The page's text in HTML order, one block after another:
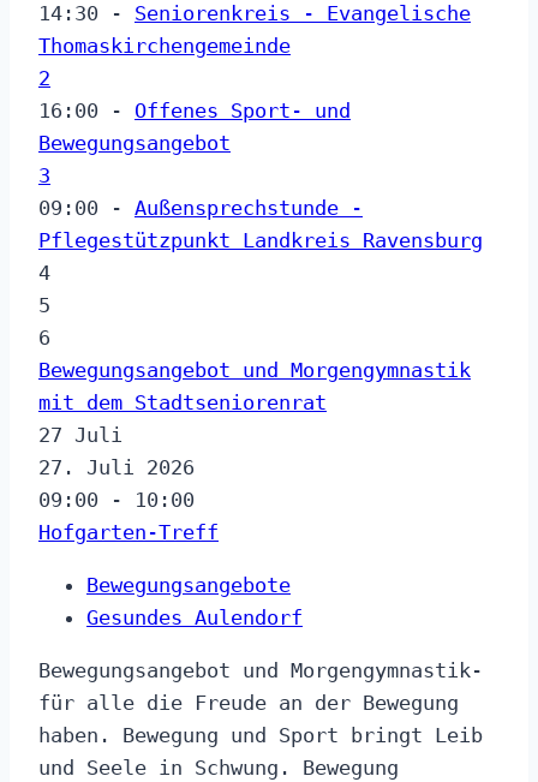
14:30 - Seniorenkreis - Evangelische
Thomaskirchengemeinde
2
16:00 - Offenes Sport- und
Bewegungsangebot
3
09:00 - Außensprechstunde -
Pflegestützpunkt Landkreis Ravensburg
4
5
6
Bewegungsangebot und Morgengymnastik
mit dem Stadtseniorenrat
27 Juli
27. Juli 2026
09:00 - 10:00
Hofgarten-Treff
Bewegungsangebote
Gesundes Aulendorf
Bewegungsangebot und Morgengymnastik-
für alle die Freude an der Bewegung
haben. Bewegung und Sport bringt Leib
und Seele in Schwung. Bewegung